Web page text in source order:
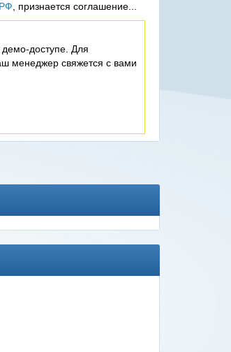
, признается соглашение...
доступе. Для
менеджер свяжется с вами